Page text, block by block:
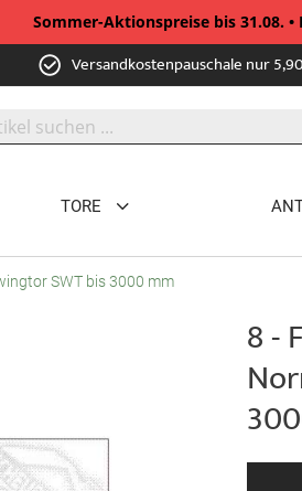
Sommer-Aktionspreise bis 31.08. •
Versandkostenpauschale nur
TORE
SWT bis 3000 mm
8 -